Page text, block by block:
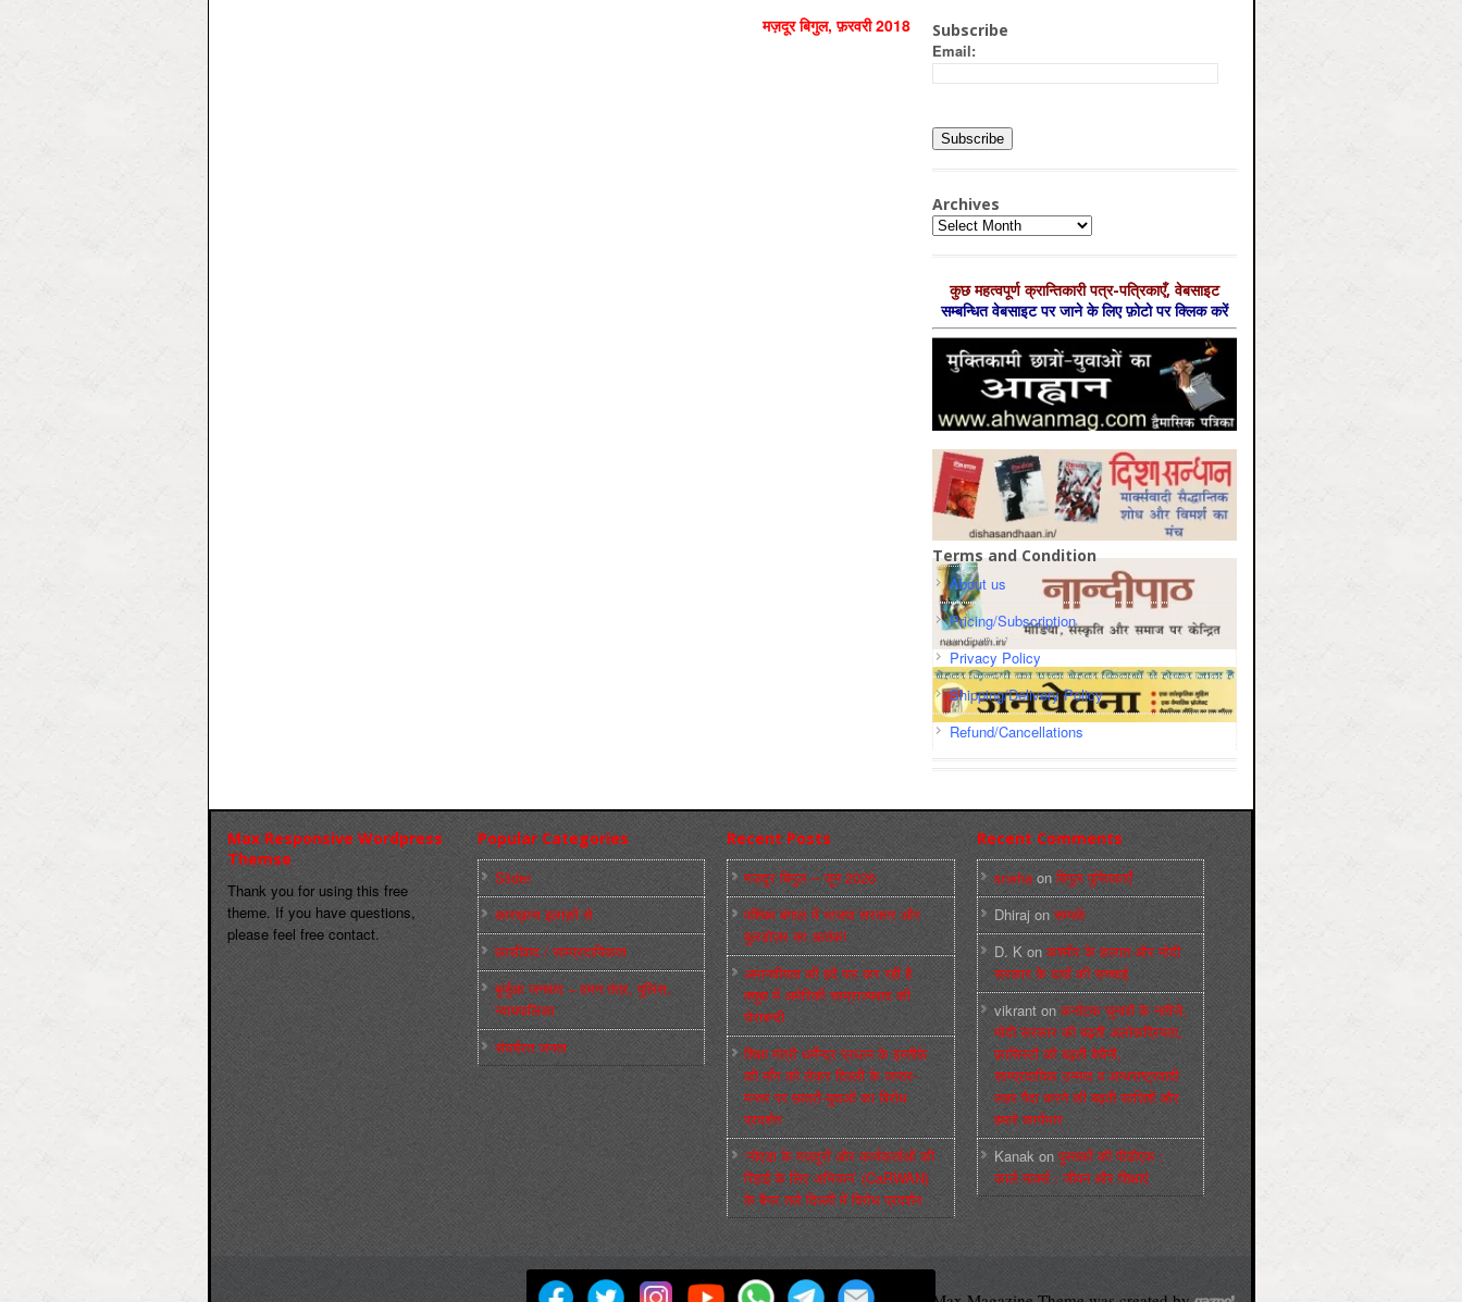
मज़दूर बिगुल, फ़रवरी 2018
Subscribe
Email:
Archives
Archives
कुछ महत्‍वपूर्ण क्रान्तिकारी पत्र-पत्रिकाएँ, वेबसाइट
सम्‍बन्धित वेबसाइट पर जाने के लिए फ़ोटो पर क्लिक करें
Terms and Condition
About us
Pricing/Subscription
Privacy Policy
Shipping/Delivery Policy
Refund/Cancellations
Max Responsive Wordpress
Themse
Thank you for using this free
theme. If you have questions,
please feel free contact.
Popular Categories
Slider
कारख़ाना इलाक़ों से
फ़ासीवाद / साम्‍प्रदायिकता
बुर्जुआ जनवाद – दमन तंत्र, पुलिस,
न्‍यायपालिका
संघर्षरत जनता
Recent Posts
मज़दूर बिगुल – जून 2026
पश्चिम बंगाल में भाजपा सरकार और
बुलडोज़र का आतंक!
अमानवीयता की हदें पार कर रही है
क्यूबा में अमेरिकी साम्राज्यवाद की
घेराबन्दी
शिक्षा मंत्री धर्मेन्द्र प्रधान के इस्तीफ़े
की माँग को लेकर दिल्ली के जन्तर-
मन्तर पर छात्रों-युवाओं का विरोध
प्रदर्शन
‘नोएडा के मज़दूरों और कार्यकर्ताओं की
रिहाई के लिए अभियान’ (CaRWAN)
के बैनर तले दिल्ली में विरोध प्रदर्शन
Recent Comments
snehaonबिगुल पुस्तिकाएँ
Dhirajon सम्पर्क
D. Konकश्मीर के हालात और मोदी
सरकार के दावों की सच्चाई
vikrantonकर्नाटक चुनावों के नतीजे,
मोदी सरकार की बढ़ती अलोकप्रियता,
फ़ासिस्टों की बढ़ती बेचैनी,
साम्प्रदायिक उन्माद व अन्धराष्ट्रवादी
लहर पैदा करने की बढ़ती साज़िशें और
हमारे कार्यभार
Kanakonपुस्‍तकों की पीडीएफ :
कार्ल मार्क्‍स : जीवन और शिक्षाएं
मज़दूर बिगुल Powered by
WordPress